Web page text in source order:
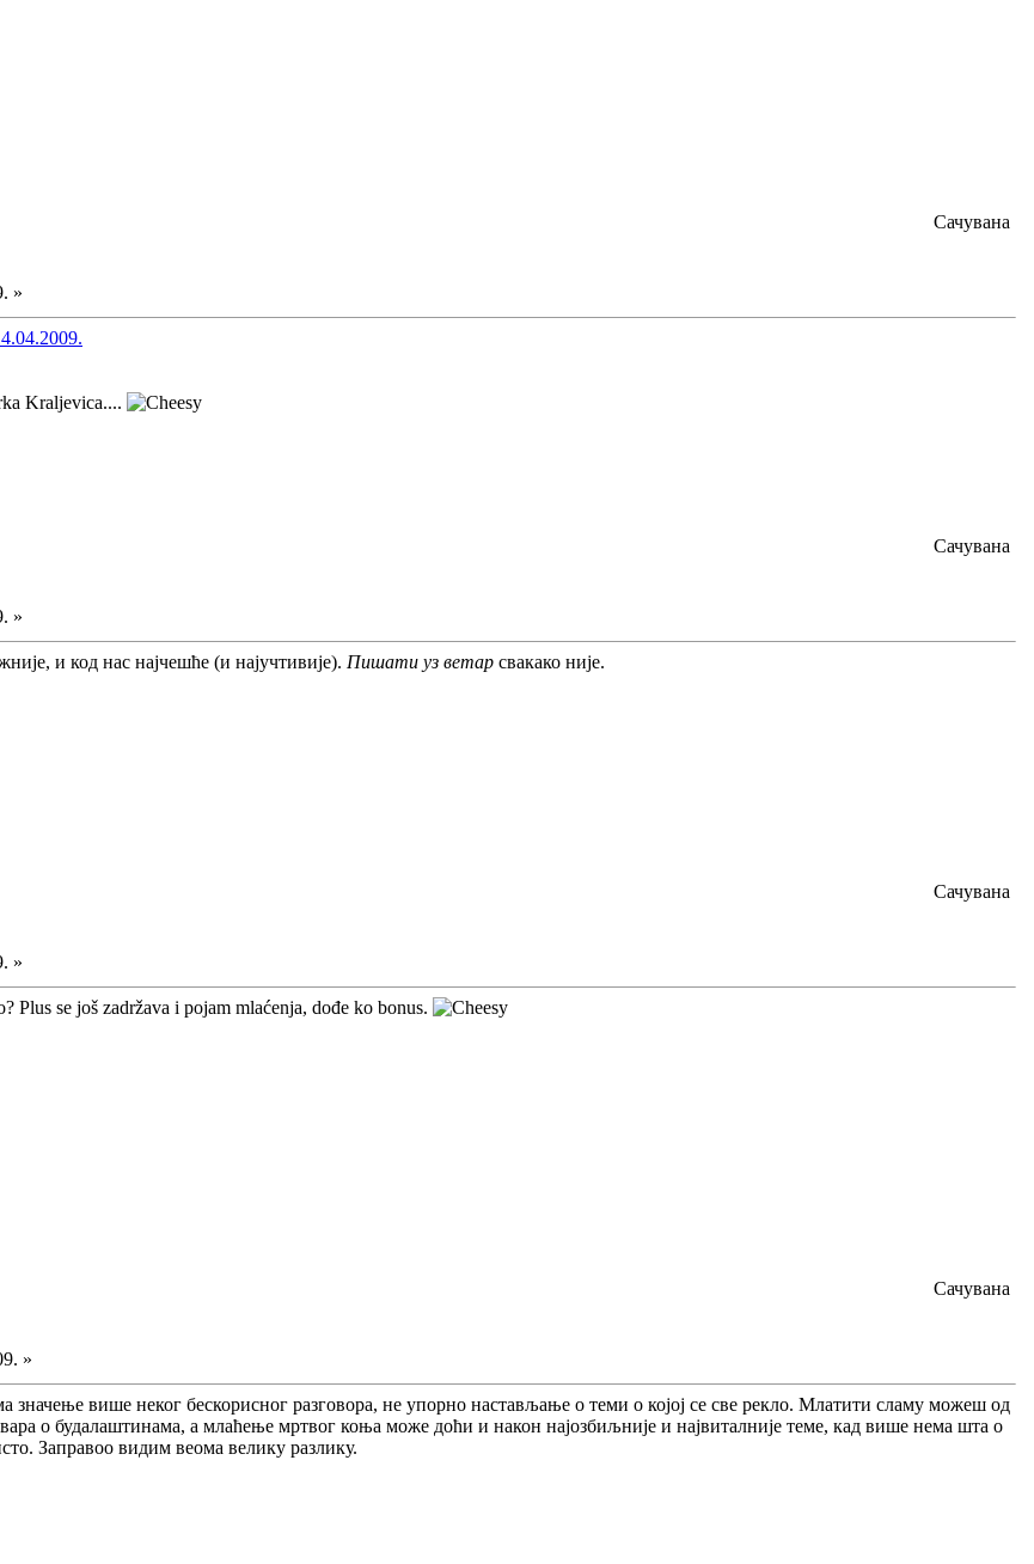
Сачувана
»
Kraljevica....
Сачувана
»
и код нас најчешће (и најучтивије). Пишати уз ветар свакако није.
Сачувана
»
Plus se još zadržava i pojam mlaćenja, dođe ko bonus.
Сачувана
»
значење више неког бескорисног разговора, не упорно настављање о теми о којој се све рекло. Млатити сламу можеш од
о будалаштинама, а млаћење мртвог коња може доћи и након најозбиљније и највиталније теме, кад више нема шта о
Заправоо видим веома велику разлику.